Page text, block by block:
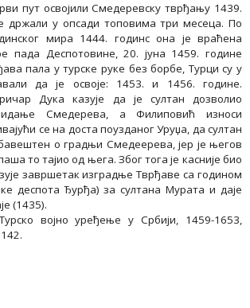
пут освојили Смедеревску тврђању 1439.
држали у опсади топовима три месеца. По
мира 1444. годинс она је враћена
пада Деспотовине, 20. јуна 1459. године
пала у турске руке без борбе, Турци су у
да је освоје: 1453. и 1456. године.
Дука казује да је султан дозволио
Смедерева, а Филиповић износи
се на доста поузданог Уруџа, да султан
о градњи Смедеерева, јер је његов
то тајио од њега. Због тога је касније био
завршетак изградње Тврђаве са годином
деспота Ђурђа) за султана Мурата и даје
(1435).
војно уређење у Србији, 1459-1653,